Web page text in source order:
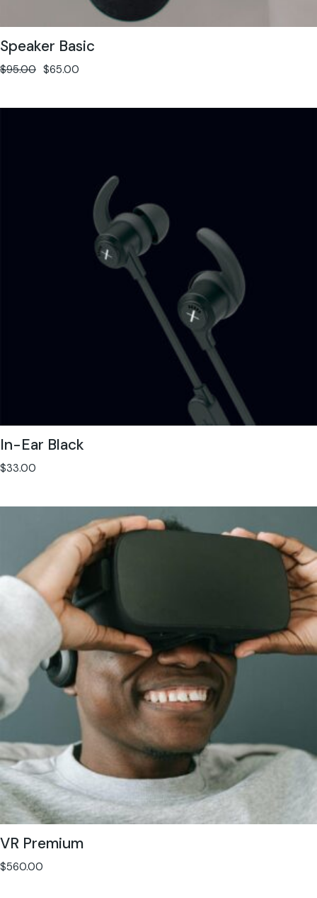
Speaker Basic
$95.00 $65.00
In-Ear Black
$33.00
VR Premium
$560.00